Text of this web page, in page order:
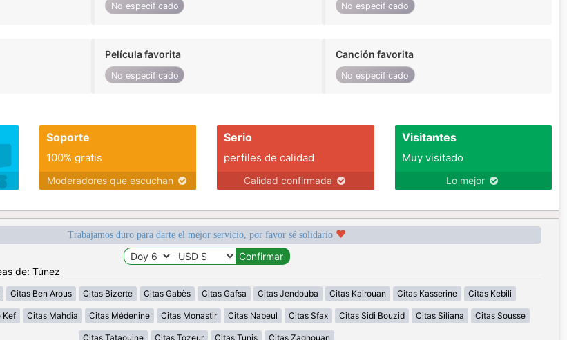
No especificado No especificado
Película favorita
No especificado
Canción favorita
No especificado
Soporte
100% gratis
Moderadores que escuchan
Serio
perfiles de calidad
Calidad confirmada
Visitantes
Muy visitado
Lo mejor
Trabajamos duro para darte el mejor servicio, por favor sé solidario
de: Túnez
Citas Ben Arous Citas Bizerte Citas Gabès Citas Gafsa Citas Jendouba Citas Kairouan Citas Kasserine Citas Kebili
Kef Citas Mahdia Citas Médenine Citas Monastir Citas Nabeul Citas Sfax Citas Sidi Bouzid Citas Siliana Citas Sousse
Citas Tataouine Citas Tozeur Citas Tunis Citas Zaghouan